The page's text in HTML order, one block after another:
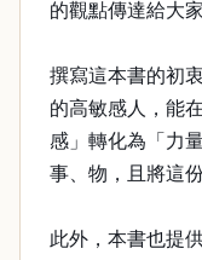
的觀點傳達給大家
撰寫這本書的初
的高敏感人，能
感」轉化為「力
事、物，且將這
此外，本書也提